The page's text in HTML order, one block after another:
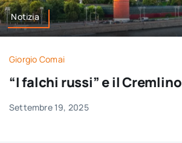
Notizia
Giorgio Comai
“I falchi russi” e il Cremlino
Settembre 19, 2025